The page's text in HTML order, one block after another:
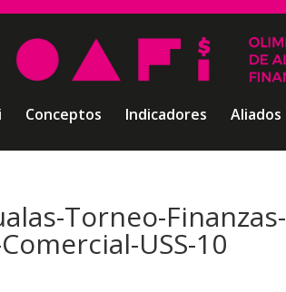
Conceptos Indicadores Aliados
Torneo-Finanzas-
USS-10